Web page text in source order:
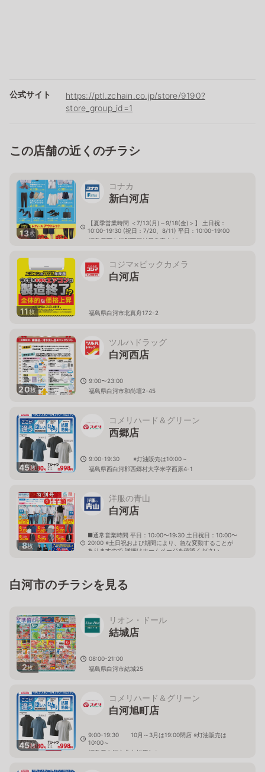
公式サイト
https://ptl.zchain.co.jp/store/9190?
store_group_id=1
この店舗の近くのチラシ
13枚
コナカ
新白河店
【夏季営業時間 ＜7/13(月)～9/18(金)＞】 土日祝：
10:00-19:30 (祝日：7/20、8/11) 平日：10:00-19:00
福島県西白河郡西郷村屋敷裏東28
11枚
コジマ×ビックカメラ
白河店
福島県白河市北真舟172-2
20枚
ツルハドラッグ
白河西店
9:00〜23:00
福島県白河市和尚壇2-45
45枚
コメリハード＆グリーン
西郷店
9:00-19:30 ※灯油販売は10:00～
福島県西白河郡西郷村大字米字西原4-1
8枚
洋服の青山
白河店
■通常営業時間 平日：10:00〜19:30 土日祝日：10:00〜
20:00 ※土日祝および期間により、急な変動することが
ありますので 詳細はホームページを確認ください
白河市のチラシを見る
2枚
リオン・ドール
結城店
08:00-21:00
福島県白河市結城25
45枚
コメリハード＆グリーン
白河旭町店
9:00-19:30 10月～3月は19:00閉店 ※灯油販売は
10:00～
福島県白河市北中川原3-1